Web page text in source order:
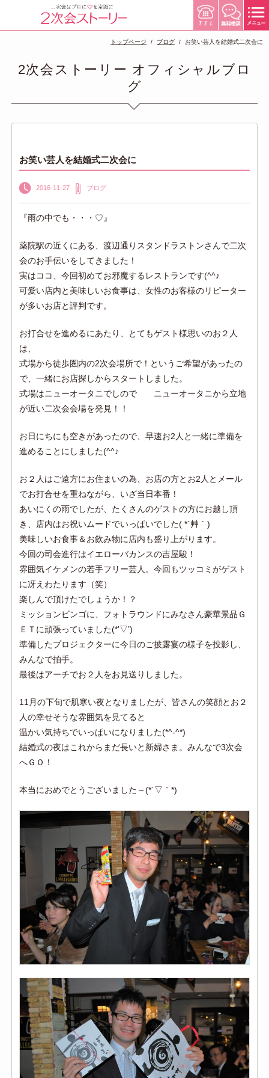
トップページ ブログ お笑い芸人を結婚式二次会に
2次会ストーリー オフィシャルブロ
グ
お笑い芸人を結婚式二次会に
2016-11-27 ブログ
『雨の中でも・・・♡』
薬院駅の近くにある、渡辺通りスタンドラストンさんで二次
会のお手伝いをしてきました！
実はココ、今回初めてお邪魔するレストランです(^^♪
可愛い店内と美味しいお食事は、女性のお客様のリピーター
が多いお店と評判です。
お打合せを進めるにあたり、とてもゲスト様思いのお２人
は、
式場から徒歩圏内の2次会場所で！というご希望があったの
で、一緒にお店探しからスタートしました。
式場はニューオータニでしので ニューオータニから立地
が近い二次会会場を発見！！
お日にちにも空きがあったので、早速お2人と一緒に準備を
進めることにしました(^^♪
お２人はご遠方にお住まいの為、お店の方とお2人とメール
でお打合せを重ねながら、いざ当日本番！
あいにくの雨でしたが、たくさんのゲストの方にお越し頂
き、店内はお祝いムードでいっぱいでした( *´艸｀)
美味しいお食事＆お飲み物に店内も盛り上がります。
今回の司会進行はイエローバカンスの吉屋駿！
雰囲気イケメンの若手フリー芸人。今回もツッコミがゲスト
に冴えわたります（笑）
楽しんで頂けたでしょうか！？
ミッションビンゴに、フォトラウンドにみなさん豪華景品Ｇ
ＥＴに頑張っていました(*’▽’)
準備したプロジェクターに今日のご披露宴の様子を投影し、
みんなで拍手。
最後はアーチでお２人をお見送りしました。
11月の下旬で肌寒い夜となりましたが、皆さんの笑顔とお２
人の幸せそうな雰囲気を見てると
温かい気持ちでいっぱいになりました(*^-^*)
結婚式の夜はこれからまだ長いと新婦さま。みんなで3次会
へＧＯ！
本当におめでとうございました～(*´▽｀*)